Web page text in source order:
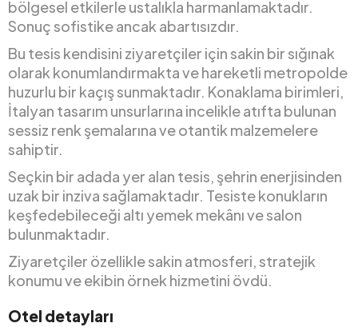
bölgesel etkilerle ustalıkla harmanlamaktadır.
Sonuç sofistike ancak abartısızdır.
Bu tesis kendisini ziyaretçiler için sakin bir sığınak
olarak konumlandırmakta ve hareketli metropolde
huzurlu bir kaçış sunmaktadır. Konaklama birimleri,
İtalyan tasarım unsurlarına incelikle atıfta bulunan
sessiz renk şemalarına ve otantik malzemelere
sahiptir.
Seçkin bir adada yer alan tesis, şehrin enerjisinden
uzak bir inziva sağlamaktadır. Tesiste konukların
keşfedebileceği altı yemek mekânı ve salon
bulunmaktadır.
Ziyaretçiler özellikle sakin atmosferi, stratejik
konumu ve ekibin örnek hizmetini övdü.
Otel detayları